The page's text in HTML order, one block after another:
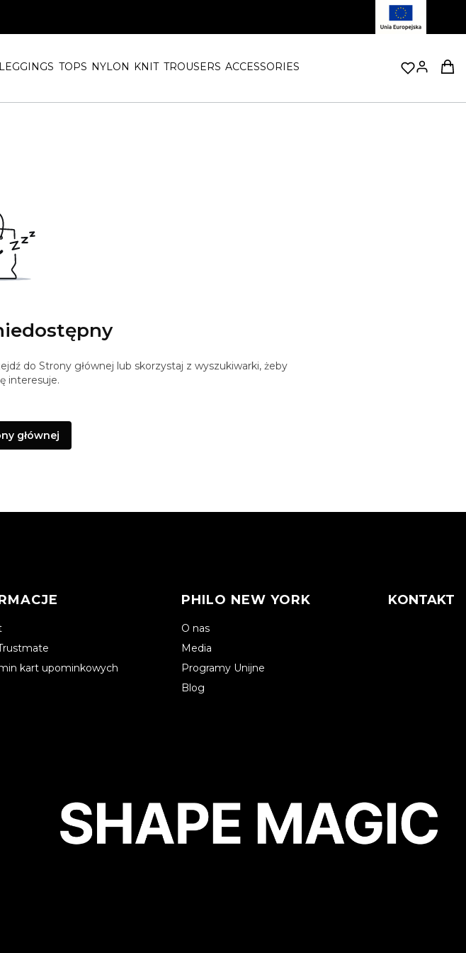
LEGGINGS TOPS NYLON KNIT TROUSERS ACCESSORIES
do Strony głównej lub skorzystaj z wyszukiwarki, żeby
interesuje.
głównej
kart upominkowych
PHILO NEW YORK
O nas
Media
Programy Unijne
Blog
KONTAKT